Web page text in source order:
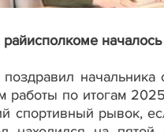
работы по итогам
спортивный рывок,